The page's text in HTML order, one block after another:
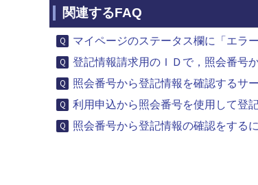
関連するFAQ
マイページのステータス欄に「エラ
登記情報請求用のＩＤで，照会番号
照会番号から登記情報を確認するサ
利用申込から照会番号を使用して登
照会番号から登記情報の確認をする